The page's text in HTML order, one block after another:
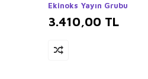
Ekinoks Yayın Grubu
3.410,00 TL